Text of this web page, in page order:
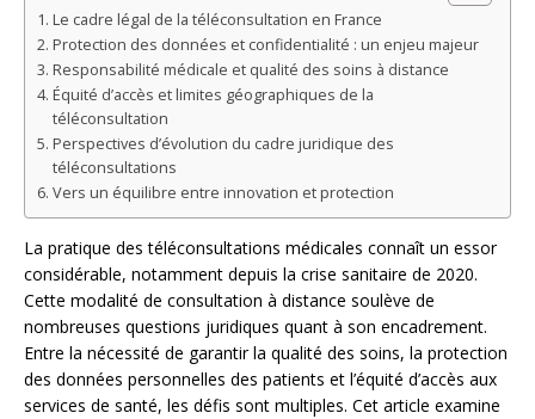
Le cadre légal de la téléconsultation en France
Protection des données et confidentialité : un enjeu majeur
Responsabilité médicale et qualité des soins à distance
Équité d’accès et limites géographiques de la
téléconsultation
Perspectives d’évolution du cadre juridique des
téléconsultations
Vers un équilibre entre innovation et protection
La pratique des téléconsultations médicales connaît un essor
considérable, notamment depuis la crise sanitaire de 2020.
Cette modalité de consultation à distance soulève de
nombreuses questions juridiques quant à son encadrement.
Entre la nécessité de garantir la qualité des soins, la protection
des données personnelles des patients et l’équité d’accès aux
services de santé, les défis sont multiples. Cet article examine